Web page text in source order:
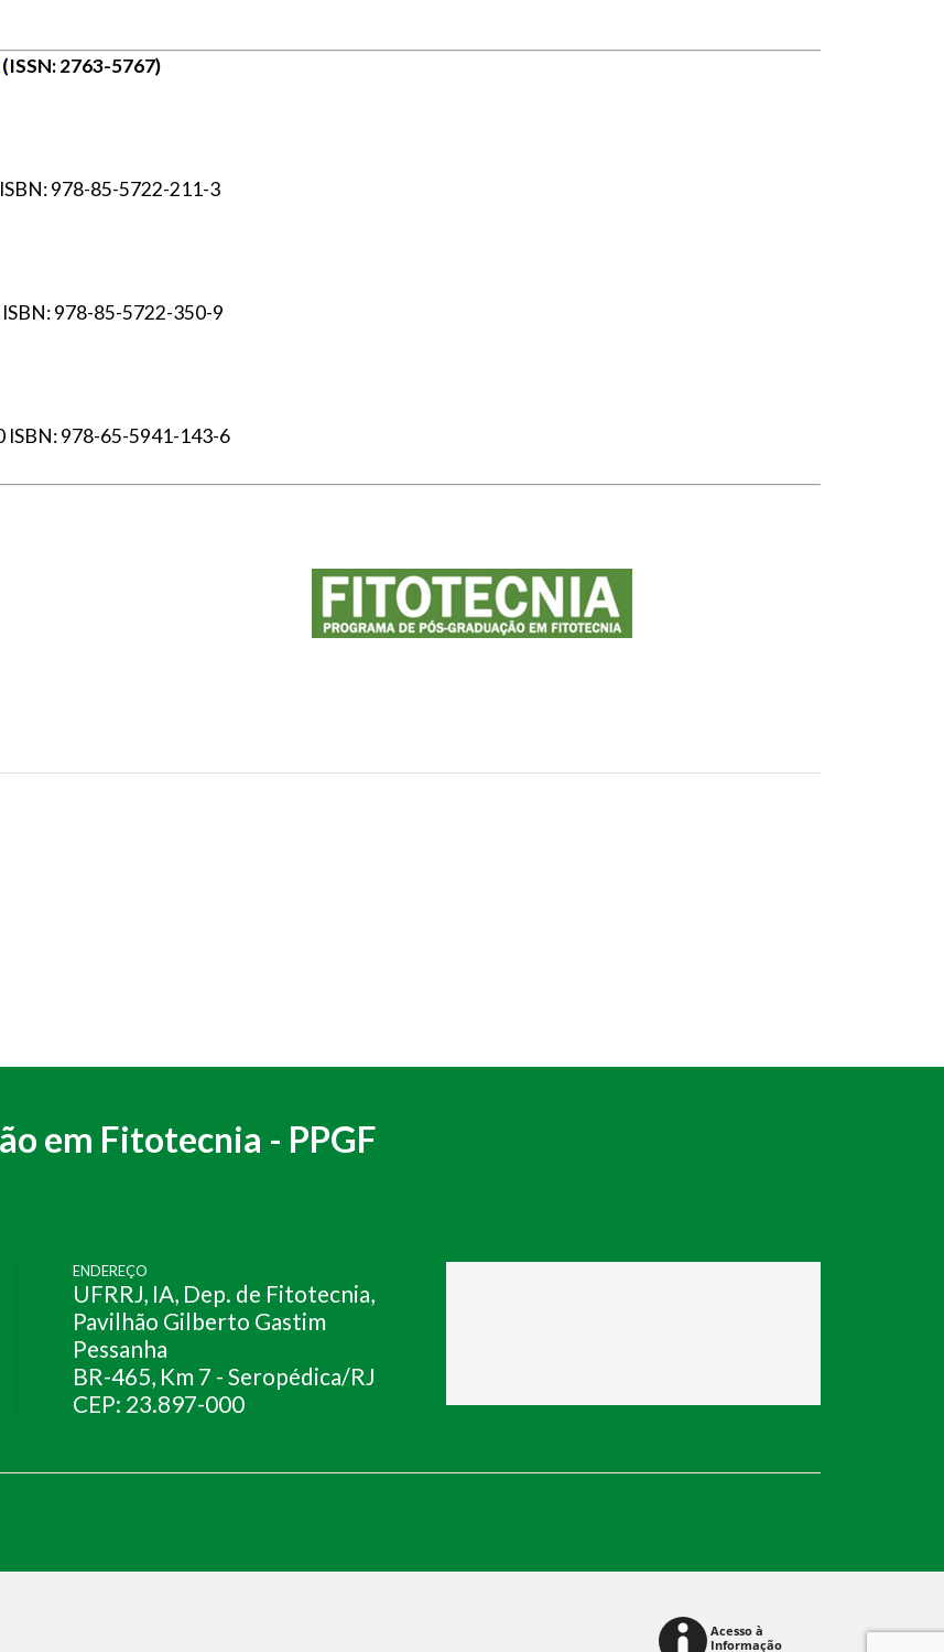
(ISSN: 2763-5767)
978-85-5722-211-3
978-85-5722-350-9
ISBN: 978-65-5941-143-6
em Fitotecnia - PPGF
ENDEREÇO
UFRRJ, IA, Dep. de Fitotecnia,
Pavilhão Gilberto Gastim
Pessanha
BR-465, Km 7 - Seropédica/RJ
CEP: 23.897-000